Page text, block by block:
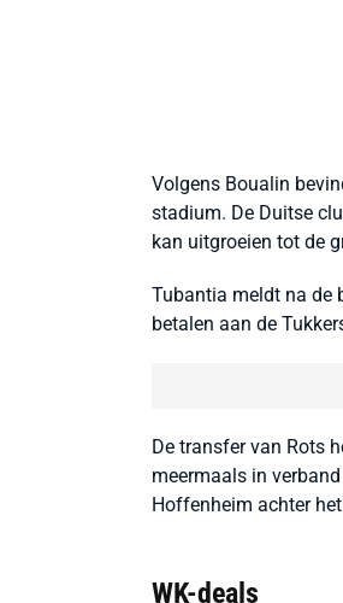
Volgens Boualin
stadium. De Duitse
kan uitgroeien tot de
Tubantia meldt na de
betalen aan de
De transfer van Rots
meermaals in
Hoffenheim achter
WK-deals